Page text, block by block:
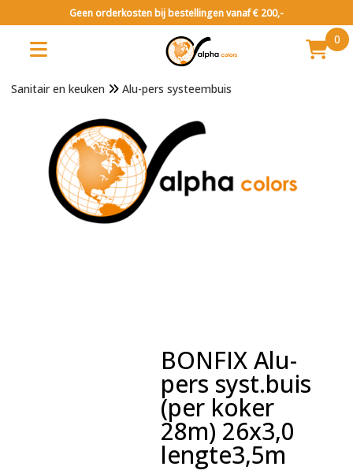
Geen orderkosten bij bestellingen vanaf € 200,-
0
Sanitair en keuken Alu-pers systeembuis
BONFIX Alu-
pers syst.buis
(per koker
28m) 26x3,0
lengte3,5m